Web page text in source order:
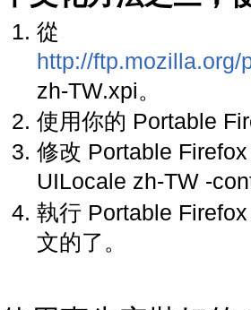
從
http://
zh-TW.xpi。
使用你的 Portable
修改 Portable
UILocale zh-TW -
執行 Portable
文的了。